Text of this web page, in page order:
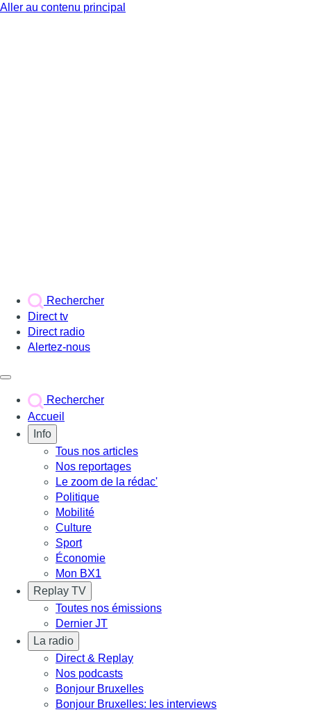
Aller au contenu principal
Rechercher
Direct tv
Direct radio
Alertez-nous
Rechercher
Accueil
Info
Tous nos articles
Nos reportages
Le zoom de la rédac'
Politique
Mobilité
Culture
Sport
Économie
Mon BX1
Replay TV
Toutes nos émissions
Dernier JT
La radio
Direct & Replay
Nos podcasts
Bonjour Bruxelles
Bonjour Bruxelles: les interviews